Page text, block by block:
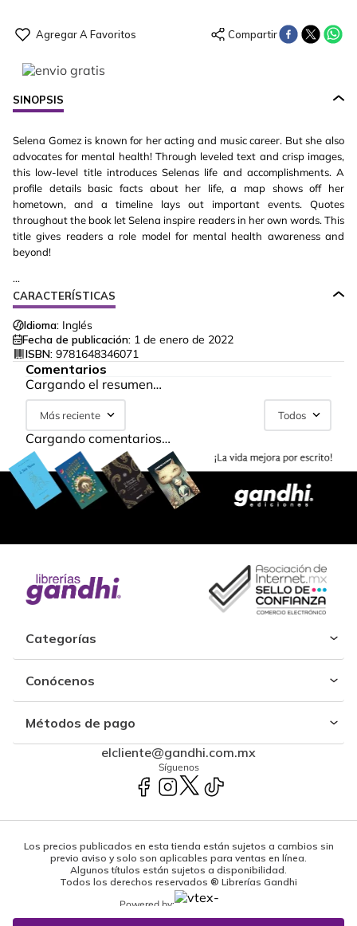
SINOPSIS
Selena Gomez is known for her acting and music career. But she also
advocates for mental health! Through leveled text and crisp images,
this low-level title introduces Selenas life and accomplishments. A
profile details basic facts about her life, a map shows off her
hometown, and a timeline lays out important events. Quotes
throughout the book let Selena inspire readers in her own words. This
title gives readers a role model for mental health awareness and
beyond!
...
CARACTERÍSTICAS
Idioma: Inglés
Fecha de publicación: 1 de enero de 2022
ISBN: 9781648346071
Comentarios
Cargando el resumen…
Más reciente Todos
Cargando comentarios…
Categorías
Conócenos
Métodos de pago
elcliente@gandhi.com.mx
Síguenos
Los precios publicados en esta tienda están sujetos a cambios sin
previo aviso y solo son aplicables para ventas en línea.
Algunos títulos están sujetos a disponibilidad.
Todos los derechos reservados ® Librerías Gandhi
Powered by: